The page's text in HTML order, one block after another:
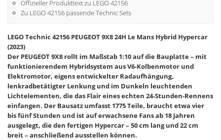
Offizieller Produkttext zu LEGO 42156
Zu LEGO 42156 passende Technic Sets
LEGO Technic 42156 PEUGEOT 9X8 24H Le Mans Hybrid Hypercar
(2023)
Der PEUGEOT 9X8 rollt im Maßstab 1:10 auf die Bauplatte – mit
funktionierendem Hybridsystem aus V6-Kolbenmotor und
Elektromotor, eigens entwickelter Radaufhängung,
lenkradbetätigter Lenkung und im Dunkeln leuchtenden
Lichtelementen, die das Flair eines echten 24-Stunden-Rennens
einfangen. Der Bausatz umfasst 1775 Teile, braucht etwa vier
bis fünf Stunden und ist auf erwachsene Fans ab 18 Jahren
ausgelegt, die den fertigen Hypercar – 50 cm lang und 22 cm
breit – anschließend ausstellen können.